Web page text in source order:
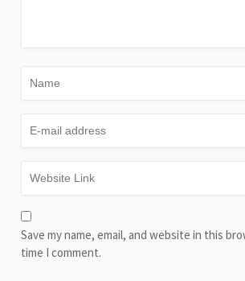
Save my name, email, and website in this
time I comment.